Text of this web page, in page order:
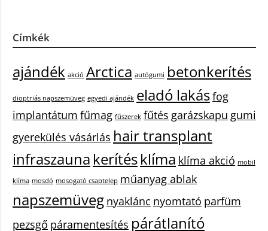
Címkék
ajándék akció Arctica autógumi betonkerítés
dioptriás napszemüveg egyedi ajándék eladó lakásfog
implantátum fűmag fűszerek fűtés garázskapu gumi
gyerekülés vásárlás hair transplant
infraszauna kerítésklíma klíma akció mobil
klíma mosdó mosogató csaptelep műanyag ablak
napszemüveg nyaklánc nyomtató parfüm
pezsgő páramentesítés párátlanító